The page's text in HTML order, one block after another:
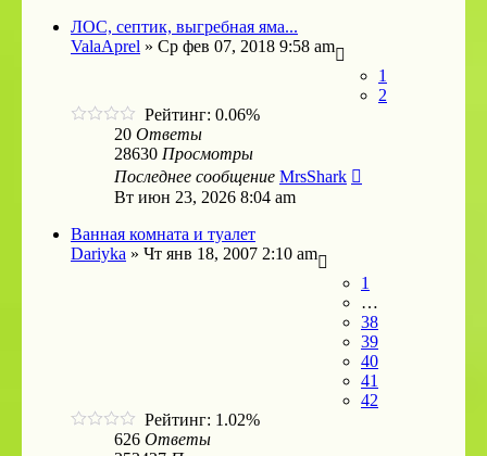
ЛОС, септик, выгребная яма...
ValaAprel » Ср фев 07, 2018 9:58 am
1
2
Рейтинг: 0.06%
20 Ответы
28630 Просмотры
Последнее сообщение MrsShark
Вт июн 23, 2026 8:04 am
Ванная комната и туалет
Dariyka » Чт янв 18, 2007 2:10 am
1
…
38
39
40
41
42
Рейтинг: 1.02%
626 Ответы